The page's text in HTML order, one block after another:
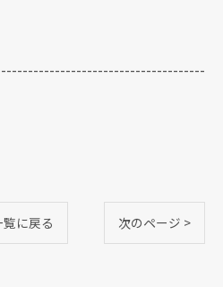
覧に戻る 次のページ >